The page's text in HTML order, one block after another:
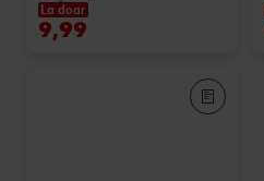
La doar
9,99